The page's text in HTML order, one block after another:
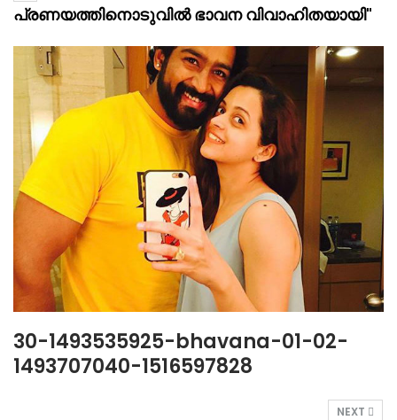
പ്രണയത്തിനൊടുവിൽ ഭാവന വിവാഹിതയായി"
30-1493535925-bhavana-01-02-
1493707040-1516597828
NEXT